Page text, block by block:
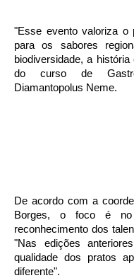
"Esse evento valoriza o
para os sabores
biodiversidade, a
do curso de
Diamantopolus Neme.
De acordo com a
Borges, o foco é no
reconhecimento dos
"Nas edições
qualidade dos pratos
diferente".